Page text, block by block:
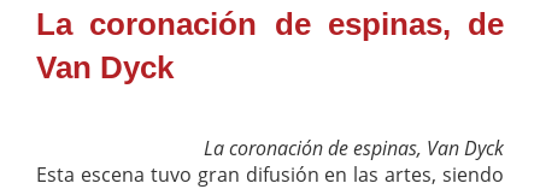
La coronación de espinas, de
Van Dyck
La coronación de espinas, Van Dyck
Esta escena tuvo gran difusión en las artes, siendo